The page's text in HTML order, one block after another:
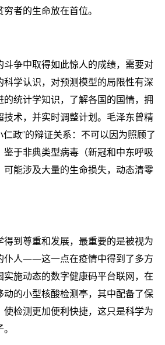
者的生命放在首位。
争中取得如此惊人的成绩，需要对
学认识，对预测模型的局限性有深
统计学知识，了解各国的国情，拥
术，并实时调整计划。毛泽东曾精
仁政”的辩证关系：不可以因为照顾了
于非典类型病毒（新冠和中东呼吸
能涉及大量的生命损失，动态清零
到尊重和发展，最重要的是被视为
仆人——这一点在疫情中得到了多方
施动态的数字健康码平台联网，在
动的小型核酸检测亭，其中配备了保
检测更加便利快捷，这只是科学为